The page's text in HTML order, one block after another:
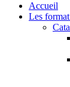
Accueil
Les